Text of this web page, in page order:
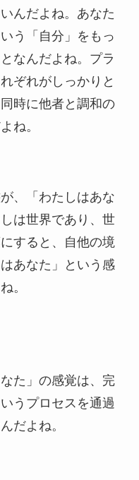
んだよね。あなた
う「自分」をもっ
なんだよね。プラ
ぞれがしっかりと
時に他者と調和の
ね。
、「わたしはあな
は世界であり、世
すると、自他の境
あなた」という感
。
た」の感覚は、完
うプロセスを通過
だよね。